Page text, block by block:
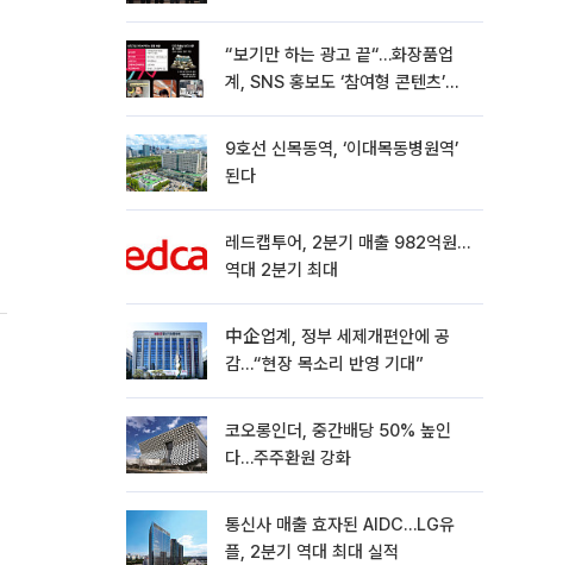
“보기만 하는 광고 끝“…화장품업
계, SNS 홍보도 ‘참여형 콘텐츠’로
9호선 신목동역, ‘이대목동병원역’
된다
레드캡투어, 2분기 매출 982억원…
역대 2분기 최대
中企업계, 정부 세제개편안에 공
감…“현장 목소리 반영 기대”
코오롱인더, 중간배당 50% 높인
다…주주환원 강화
통신사 매출 효자된 AIDC…LG유
플, 2분기 역대 최대 실적